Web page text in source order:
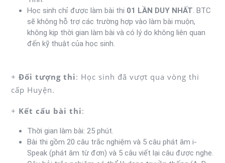
Học sinh chỉ được làm bài thi 01 LẦN DUY NHẤT. BTC
sẽ không hỗ trợ các trường hợp vào làm bài muộn,
không kịp thời gian làm bài và có lý do không liên quan
đến kỹ thuật của học sinh.
+ Đối tượng thi: Học sinh đã vượt qua vòng thi
cấp Huyện.
+ Kết cấu bài thi:
Thời gian làm bài: 25 phút.
Bài thi gồm 20 câu trắc nghiệm và 5 câu phát âm i-
Speak (phát âm từ đơn) và 5 câu viết lại câu được nghe.